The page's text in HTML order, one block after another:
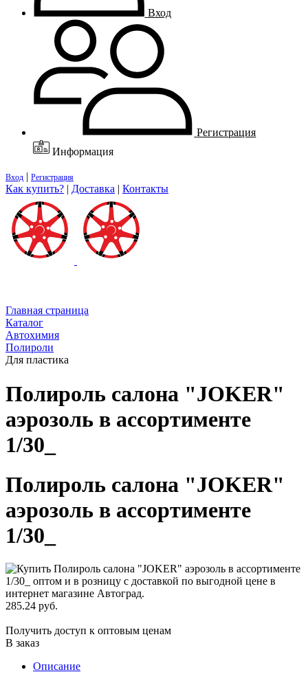
Вход
Регистрация
Информация
Вход | Регистрация
Как купить? | Доставка | Контакты
Главная страница
Каталог
Автохимия
Полироли
Для пластика
Полироль cалона "JOKER"
аэрозоль в ассортименте
1/30_
Полироль cалона "JOKER"
аэрозоль в ассортименте
1/30_
285.24 руб.
Получить доступ к оптовым ценам
В заказ
Описание